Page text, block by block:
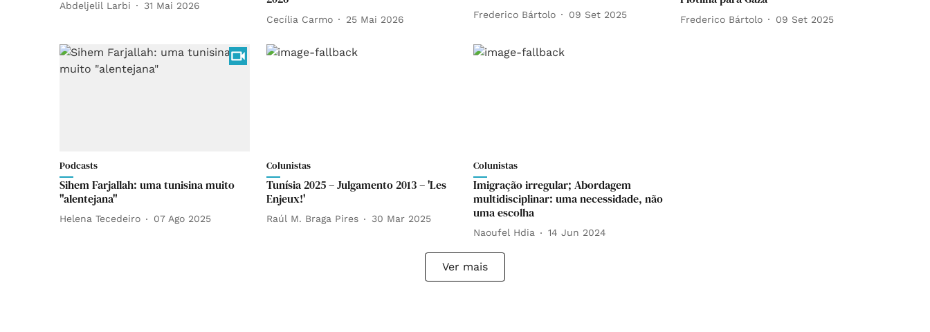
Abdeljelil Larbi 31 Mai 2026
Cecília Carmo 25 Mai 2026 Frederico Bártolo 09 Set 2025 Frederico Bártolo 09 Set 2025
Podcasts
Sihem Farjallah: uma tunisina muito
"alentejana"
Helena Tecedeiro 07 Ago 2025
Colunistas
Tunísia 2025 – Julgamento 2013 – 'Les
Enjeux!'
Raúl M. Braga Pires 30 Mar 2025
Colunistas
Imigração irregular; Abordagem
multidisciplinar: uma necessidade, não
uma escolha
Naoufel Hdia 14 Jun 2024
Ver mais